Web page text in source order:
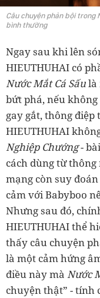
Câu chuyện phản bội trong
bình thường
Ngay sau khi lên
HIEUTHUHAI có
Nước Mắt Cá Sấulà
bứt phá, nếu
gay gắt, thông điệp
HIEUTHUHAI
Nghiệp Chướng-
cách dùng từ thông
mạng còn suy
cảm với Babyboo
Nhưng sau đó,
HIEUTHUHAI thể
thấy câu chuyện
là một cảm hứng
điều này mà Nước
chuyện thật” - tính